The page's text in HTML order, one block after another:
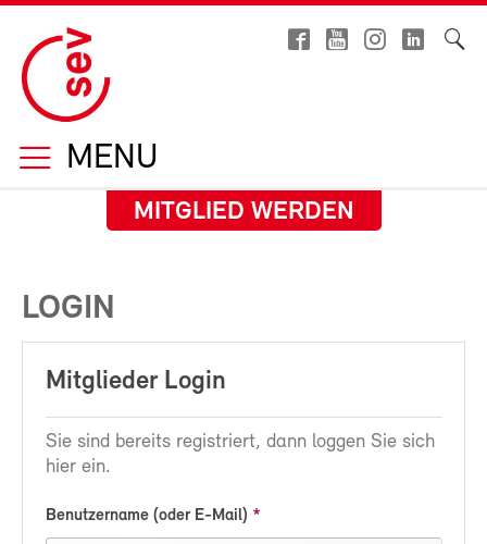
MENU
MITGLIED WERDEN
LOGIN
Mitglieder Login
Sie sind bereits registriert, dann loggen Sie sich
hier ein.
Benutzername (oder E-Mail)